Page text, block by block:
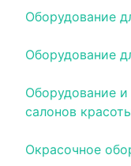
Оборудование
Оборудование
Оборудование
салонов
Окрасочное